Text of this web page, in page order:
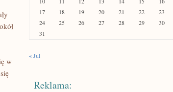
w
17
18 19 20 21 22
23
24
25 26 27 28 29
30
31
« Jul
Reklama: